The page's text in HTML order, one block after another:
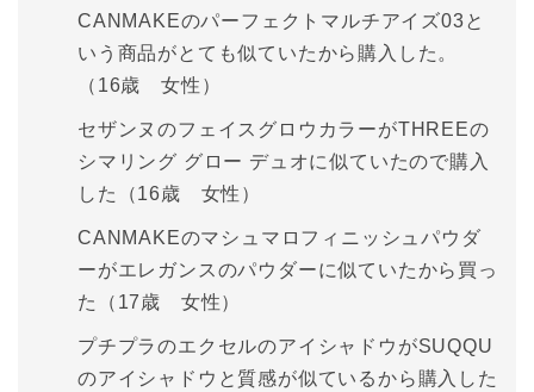
CANMAKEのパーフェクトマルチアイズ03と
いう商品がとても似ていたから購入した。
（16歳 女性）
セザンヌのフェイスグロウカラーがTHREEの
シマリング グロー デュオに似ていたので購入
した（16歳 女性）
CANMAKEのマシュマロフィニッシュパウダ
ーがエレガンスのパウダーに似ていたから買っ
た（17歳 女性）
プチプラのエクセルのアイシャドウがSUQQU
のアイシャドウと質感が似ているから購入した